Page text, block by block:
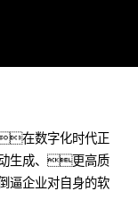
在数字化时代正
生成、更高质
企业对自身的软